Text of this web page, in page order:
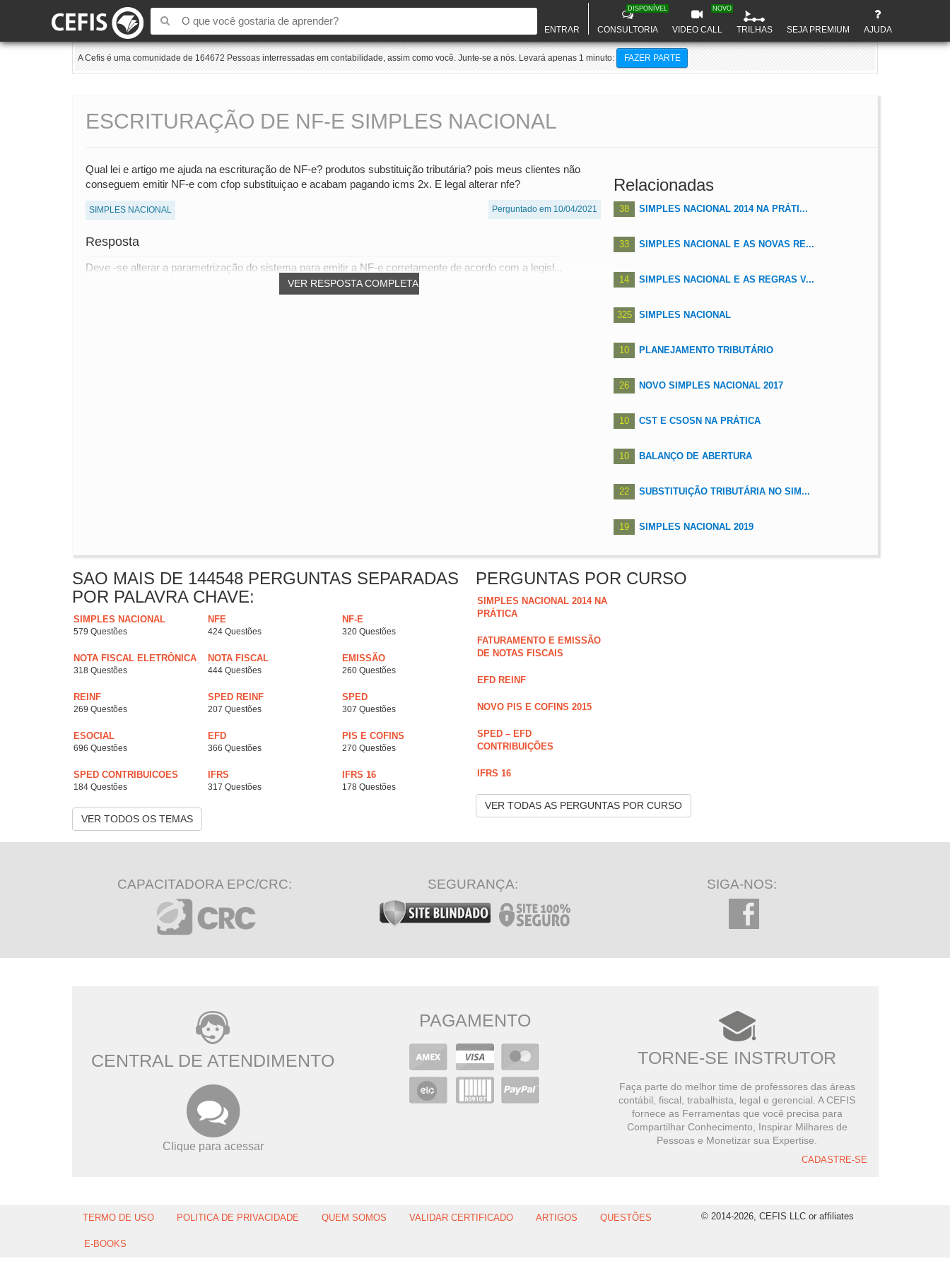
ENTRAR CONSULTORIA
DISPONÍVEL
VIDEO CALL
NOVO
TRILHAS SEJA PREMIUM AJUDA
A Cefis é uma comunidade de 164672 Pessoas interressadas em contabilidade, assim como você. Junte-se a nós. Levará apenas 1 minuto: FAZER PARTE
ESCRITURAÇÃO DE NF-E SIMPLES NACIONAL
Qual lei e artigo me ajuda na escrituração de NF-e? produtos substituição tributária? pois meus clientes não
conseguem emitir NF-e com cfop substituiçao e acabam pagando icms 2x. E legal alterar nfe?
SIMPLES NACIONAL Perguntado em 10/04/2021
Resposta
VER RESPOSTA COMPLETA
Deve -se alterar a parametrização do sistema para emitir a NF-e corretamente de acordo com a legisl...
Relacionadas
38 SIMPLES NACIONAL 2014 NA PRÁTI...
33 SIMPLES NACIONAL E AS NOVAS RE...
14 SIMPLES NACIONAL E AS REGRAS V...
325 SIMPLES NACIONAL
10 PLANEJAMENTO TRIBUTÁRIO
26 NOVO SIMPLES NACIONAL 2017
10 CST E CSOSN NA PRÁTICA
10 BALANÇO DE ABERTURA
22 SUBSTITUIÇÃO TRIBUTÁRIA NO SIM...
19 SIMPLES NACIONAL 2019
SAO MAIS DE 144548 PERGUNTAS SEPARADAS
POR PALAVRA CHAVE:
SIMPLES NACIONAL
579 Questões
NFE
424 Questões
NF-E
320 Questões
NOTA FISCAL ELETRÔNICA
318 Questões
NOTA FISCAL
444 Questões
EMISSÃO
260 Questões
REINF
269 Questões
SPED REINF
207 Questões
SPED
307 Questões
ESOCIAL
696 Questões
EFD
366 Questões
PIS E COFINS
270 Questões
SPED CONTRIBUICOES
184 Questões
IFRS
317 Questões
IFRS 16
178 Questões
VER TODOS OS TEMAS
PERGUNTAS POR CURSO
SIMPLES NACIONAL 2014 NA
PRÁTICA
FATURAMENTO E EMISSÃO
DE NOTAS FISCAIS
EFD REINF
NOVO PIS E COFINS 2015
SPED – EFD
CONTRIBUIÇÕES
IFRS 16
VER TODAS AS PERGUNTAS POR CURSO
CAPACITADORA EPC/CRC: SEGURANÇA: SIGA-NOS:
CENTRAL DE ATENDIMENTO
Clique para acessar
PAGAMENTO
TORNE-SE INSTRUTOR
Faça parte do melhor time de professores das áreas
contábil, fiscal, trabalhista, legal e gerencial. A CEFIS
fornece as Ferramentas que você precisa para
Compartilhar Conhecimento, Inspirar Milhares de
Pessoas e Monetizar sua Expertise.
CADASTRE-SE
TERMO DE USO POLITICA DE PRIVACIDADE QUEM SOMOS VALIDAR CERTIFICADO ARTIGOS QUESTÕES
E-BOOKS
© 2014-2026, CEFIS LLC or affiliates